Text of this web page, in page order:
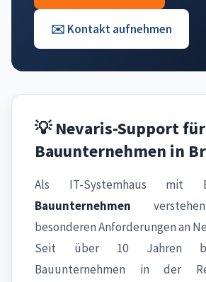
✉️ Kontakt aufnehmen
💡 Nevaris-Support für
Bauunternehmen in
Als IT-Systemhaus mit
Bauunternehmen
besonderen Anforderungen an
Seit über 10 Jahren
Bauunternehmen in der